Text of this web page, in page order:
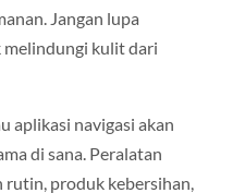
Jangan lupa
melindungi kulit dari
aplikasi navigasi akan
di sana. Peralatan
produk kebersihan,